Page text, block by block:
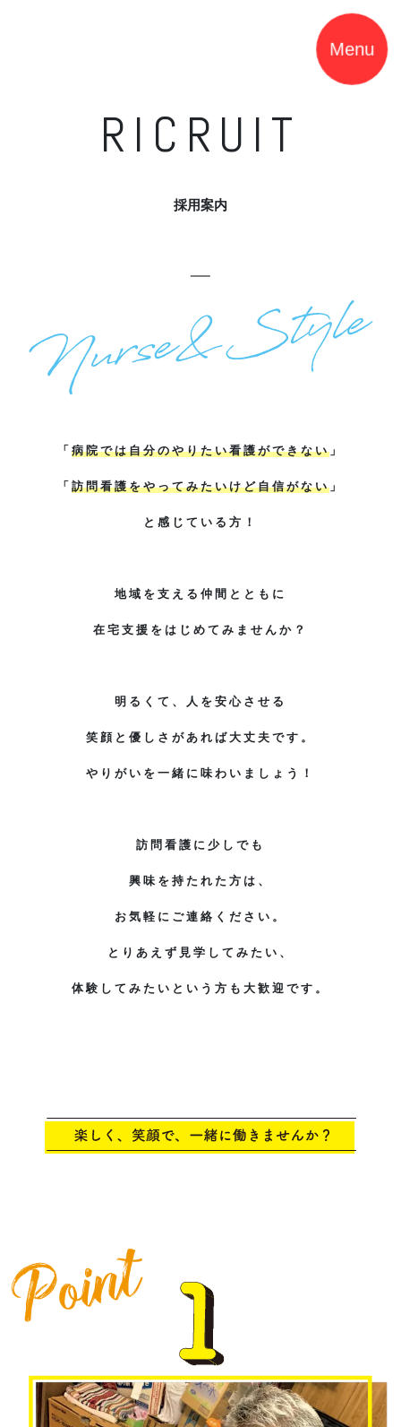
Menu
RICRUIT
採用案内
「 病院では自分のやりたい看護ができない 」
「 訪問看護をやってみたいけど自信がない 」
と感じている方！
地域を支える仲間とともに
在宅支援をはじめてみませんか？
明るくて、人を安心させる
笑顔と優しさがあれば大丈夫です。
やりがいを一緒に味わいましょう！
訪問看護に少しでも
興味を持たれた方は、
お気軽にご連絡ください。
とりあえず見学してみたい、
体験してみたいという方も大歓迎です。